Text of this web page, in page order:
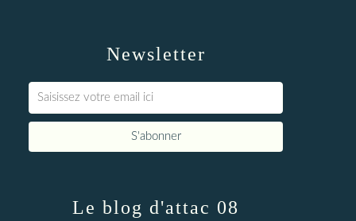
Newsletter
Le blog d'attac 08